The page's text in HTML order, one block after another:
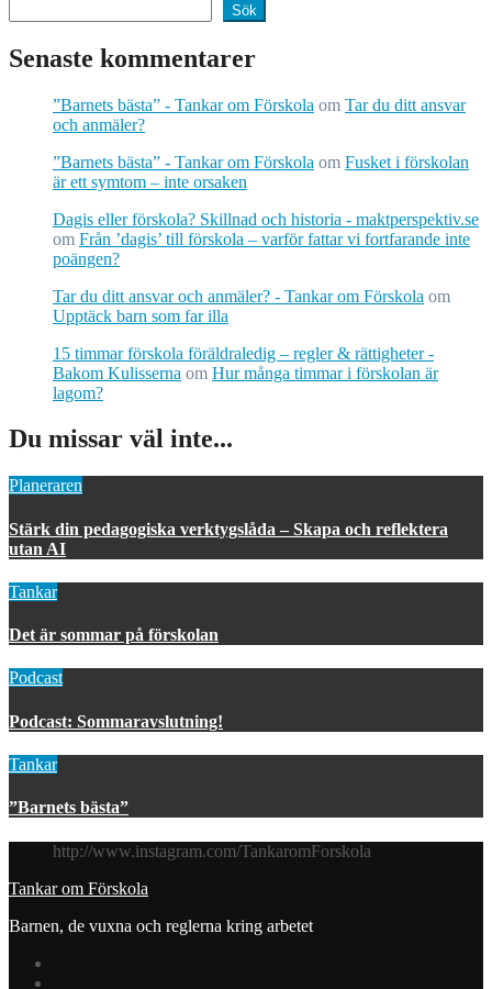
Sök
Senaste kommentarer
”Barnets bästa” - Tankar om Förskola om Tar du ditt ansvar
och anmäler?
”Barnets bästa” - Tankar om Förskola om Fusket i förskolan
är ett symtom – inte orsaken
Dagis eller förskola? Skillnad och historia - maktperspektiv.se
om Från ’dagis’ till förskola – varför fattar vi fortfarande inte
poängen?
Tar du ditt ansvar och anmäler? - Tankar om Förskola om
Upptäck barn som far illa
15 timmar förskola föräldraledig – regler & rättigheter -
Bakom Kulisserna om Hur många timmar i förskolan är
lagom?
Du missar väl inte...
Planeraren
Stärk din pedagogiska verktygslåda – Skapa och reflektera
utan AI
Tankar
Det är sommar på förskolan
Podcast
Podcast: Sommaravslutning!
Tankar
”Barnets bästa”
http://www.instagram.com/TankaromForskola
Tankar om Förskola
Barnen, de vuxna och reglerna kring arbetet